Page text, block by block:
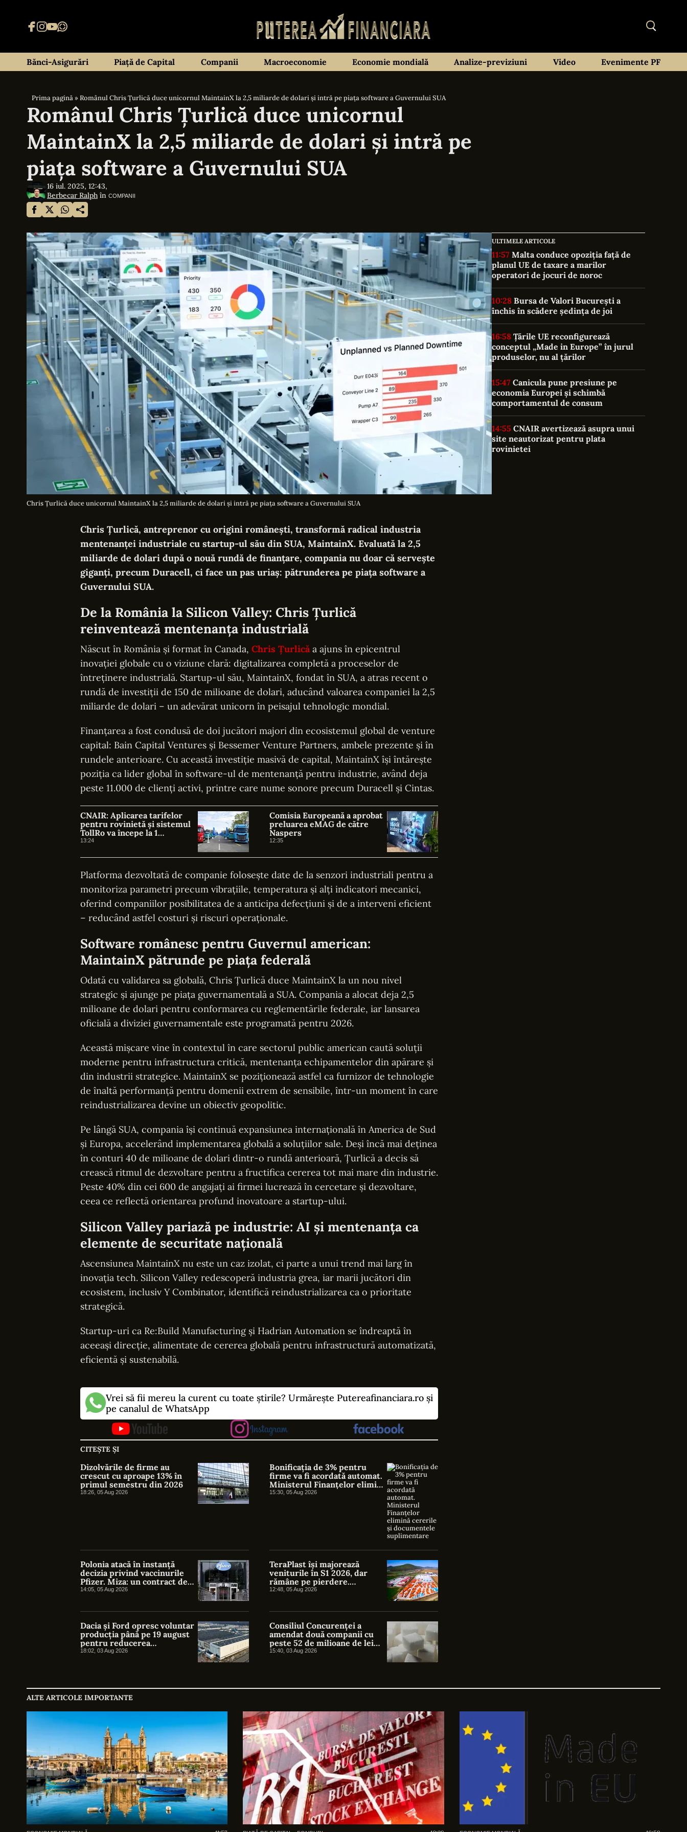
Bănci-Asigurări Piață de Capital Companii Macroeconomie Economie mondială Analize-previziuni Video Evenimente PF
Prima pagină»Românul Chris Țurlică duce unicornul MaintainX la 2,5 miliarde de dolari și intră pe piața software a Guvernului SUA
Românul Chris Țurlică duce unicornul
MaintainX la 2,5 miliarde de dolari și intră pe
piața software a Guvernului SUA
16 iul. 2025, 12:43,
Berbecar Ralph în COMPANII
Chris Țurlică duce unicornul MaintainX la 2,5 miliarde de dolari și intră pe piața software a Guvernului SUA
Chris Țurlică, antreprenor cu origini românești, transformă radical industria
mentenanței industriale cu startup-ul său din SUA, MaintainX. Evaluată la 2,5
miliarde de dolari după o nouă rundă de finanțare, compania nu doar că servește
giganți, precum Duracell, ci face un pas uriaș: pătrunderea pe piața software a
Guvernului SUA.
De la România la Silicon Valley: Chris Țurlică
reinventează mentenanța industrială
Născut în România și format în Canada, Chris Țurlicăa ajuns în epicentrul
inovației globale cu o viziune clară: digitalizarea completă a proceselor de
întreținere industrială. Startup-ul său, MaintainX, fondat în SUA, a atras recent o
rundă de investiții de 150 de milioane de dolari, aducând valoarea companiei la 2,5
miliarde de dolari – un adevărat unicorn în peisajul tehnologic mondial.
Finanțarea a fost condusă de doi jucători majori din ecosistemul global de venture
capital: Bain Capital Ventures și Bessemer Venture Partners, ambele prezente și în
rundele anterioare. Cu această investiție masivă de capital, MaintainX își întărește
poziția ca lider global în software-ul de mentenanță pentru industrie, având deja
peste 11.000 de clienți activi, printre care nume sonore precum Duracell și Cintas.
CNAIR: Aplicarea tarifelor
pentru rovinietă și sistemul
TollRo va începe la 1
octombrie
13:24
Comisia Europeană a aprobat
preluarea eMAG de către
Naspers
12:35
Platforma dezvoltată de companie folosește date de la senzori industriali pentru a
monitoriza parametri precum vibrațiile, temperatura și alți indicatori mecanici,
oferind companiilor posibilitatea de a anticipa defecțiuni și de a interveni eficient
– reducând astfel costuri și riscuri operaționale.
Software românesc pentru Guvernul american:
MaintainX pătrunde pe piața federală
Odată cu validarea sa globală, Chris Țurlică duce MaintainX la un nou nivel
strategic și ajunge pe piața guvernamentală a SUA. Compania a alocat deja 2,5
milioane de dolari pentru conformarea cu reglementările federale, iar lansarea
oficială a diviziei guvernamentale este programată pentru 2026.
Această mișcare vine în contextul în care sectorul public american caută soluții
moderne pentru infrastructura critică, mentenanța echipamentelor din apărare și
din industrii strategice. MaintainX se poziționează astfel ca furnizor de tehnologie
de înaltă performanță pentru domenii extrem de sensibile, într-un moment în care
reindustrializarea devine un obiectiv geopolitic.
Pe lângă SUA, compania își continuă expansiunea internațională în America de Sud
și Europa, accelerând implementarea globală a soluțiilor sale. Deși încă mai deținea
în conturi 40 de milioane de dolari dintr-o rundă anterioară, Țurlică a decis să
crească ritmul de dezvoltare pentru a fructifica cererea tot mai mare din industrie.
Peste 40% din cei 600 de angajați ai firmei lucrează în cercetare și dezvoltare,
ceea ce reflectă orientarea profund inovatoare a startup-ului.
Silicon Valley pariază pe industrie: AI și mentenanța ca
elemente de securitate națională
Ascensiunea MaintainX nu este un caz izolat, ci parte a unui trend mai larg în
inovația tech. Silicon Valley redescoperă industria grea, iar marii jucători din
ecosistem, inclusiv Y Combinator, identifică reindustrializarea ca o prioritate
strategică.
Startup-uri ca Re:Build Manufacturing și Hadrian Automation se îndreaptă în
aceeași direcție, alimentate de cererea globală pentru infrastructură automatizată,
eficientă și sustenabilă.
Vrei să fii mereu la curent cu toate știrile? Urmărește Putereafinanciara.ro și
pe canalul de WhatsApp
CITEȘTE ȘI
Dizolvările de firme au
crescut cu aproape 13% în
primul semestru din 2026
18:26, 05 Aug 2026
Bonificația de 3% pentru
firme va fi acordată automat.
Ministerul Finanțelor elimină
cererile și documentele
15:30, 05 Aug 2026
Polonia atacă în instanță
decizia privind vaccinurile
Pfizer. Miza: un contract de
1,3 miliarde de euro
14:05, 05 Aug 2026
TeraPlast își majorează
veniturile în S1 2026, dar
rămâne pe pierdere.
Ambalajele susțin revenirea
12:48, 05 Aug 2026
Dacia și Ford opresc voluntar
producția până pe 19 august
pentru reducerea
consumului de energie
18:02, 03 Aug 2026
Consiliul Concurenței a
amendat două companii cu
peste 52 de milioane de lei
pentru înțelegeri privind
15:40, 03 Aug 2026
ULTIMELE ARTICOLE
11:57
planul UE de taxare a marilor
operatori de jocuri de noroc
10:28
închis în scădere ședința de joi
16:58
conceptul „Made in Europe” în jurul
produselor, nu al țărilor
15:47
economia Europei și schimbă
comportamentul de consum
14:55
site neautorizat pentru plata
rovinietei
ALTE ARTICOLE IMPORTANTE